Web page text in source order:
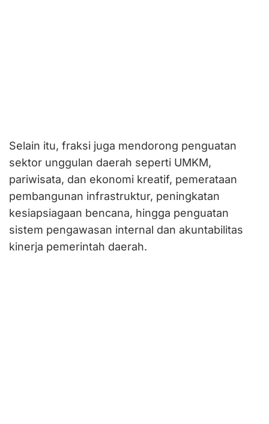
Selain itu, fraksi juga mendorong penguatan
sektor unggulan daerah seperti UMKM,
pariwisata, dan ekonomi kreatif, pemerataan
pembangunan infrastruktur, peningkatan
kesiapsiagaan bencana, hingga penguatan
sistem pengawasan internal dan akuntabilitas
kinerja pemerintah daerah.